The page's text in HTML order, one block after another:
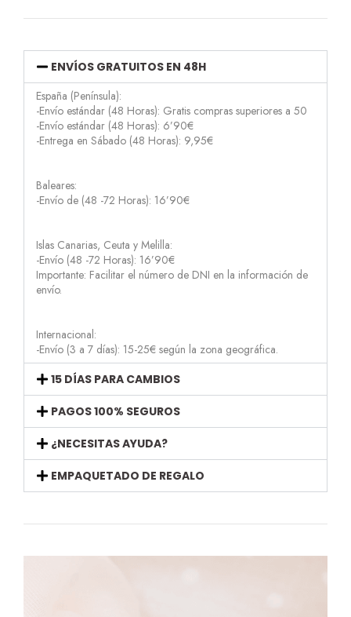
ENVÍOS GRATUITOS EN 48H
España (Península):
-Envío estándar (48 Horas): Gratis compras superiores a 50
-Envío estándar (48 Horas): 6’90€
-Entrega en Sábado (48 Horas): 9,95€
Baleares:
-Envío de (48 -72 Horas): 16’90€
Islas Canarias, Ceuta y Melilla:
-Envío (48 -72 Horas): 16’90€
Importante: Facilitar el número de DNI en la información de
envío.
Internacional:
-Envío (3 a 7 días): 15-25€ según la zona geográfica.
15 DÍAS PARA CAMBIOS
PAGOS 100% SEGUROS
¿NECESITAS AYUDA?
EMPAQUETADO DE REGALO